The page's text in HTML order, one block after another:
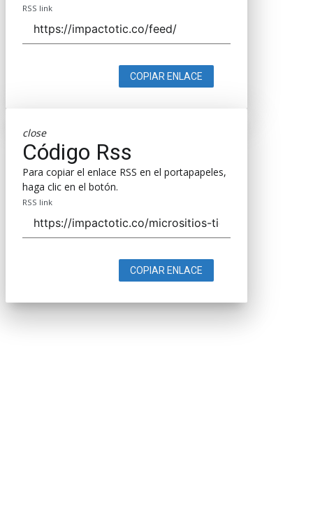
RSS link
COPIAR ENLACE
close
Código Rss
Para copiar el enlace RSS en el portapapeles,
haga clic en el botón.
RSS link
COPIAR ENLACE